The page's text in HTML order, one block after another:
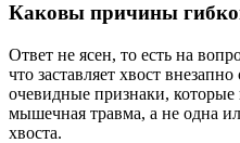
Каковы причины
Ответ не ясен, то есть на
что заставляет хвост
очевидные признаки, которые
мышечная травма, а не одна
хвоста.